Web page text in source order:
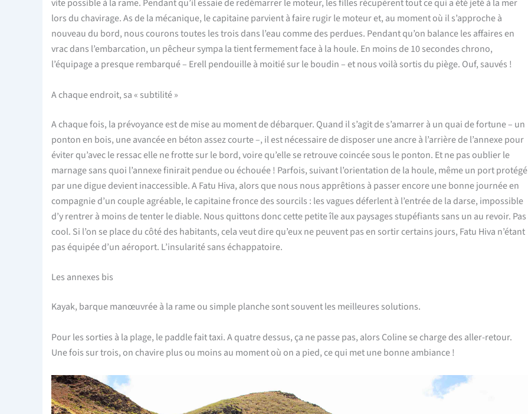
vite possible à la rame. Pendant qu’il essaie de redémarrer le moteur, les filles récupèrent tout ce qui a été jeté à la mer
lors du chavirage. As de la mécanique, le capitaine parvient à faire rugir le moteur et, au moment où il s’approche à
nouveau du bord, nous courons toutes les trois dans l’eau comme des perdues. Pendant qu’on balance les affaires en
vrac dans l’embarcation, un pêcheur sympa la tient fermement face à la houle. En moins de 10 secondes chrono,
l’équipage a presque rembarqué – Erell pendouille à moitié sur le boudin – et nous voilà sortis du piège. Ouf, sauvés !
A chaque endroit, sa « subtilité »
A chaque fois, la prévoyance est de mise au moment de débarquer. Quand il s’agit de s’amarrer à un quai de fortune – un
ponton en bois, une avancée en béton assez courte –, il est nécessaire de disposer une ancre à l’arrière de l’annexe pour
éviter qu’avec le ressac elle ne frotte sur le bord, voire qu’elle se retrouve coincée sous le ponton. Et ne pas oublier le
marnage sans quoi l’annexe finirait pendue ou échouée ! Parfois, suivant l’orientation de la houle, même un port protégé
par une digue devient inaccessible. A Fatu Hiva, alors que nous nous apprêtions à passer encore une bonne journée en
compagnie d’un couple agréable, le capitaine fronce des sourcils : les vagues déferlent à l’entrée de la darse, impossible
d’y rentrer à moins de tenter le diable. Nous quittons donc cette petite île aux paysages stupéfiants sans un au revoir. Pas
cool. Si l’on se place du côté des habitants, cela veut dire qu’eux ne peuvent pas en sortir certains jours, Fatu Hiva n’étant
pas équipée d’un aéroport. L’insularité sans échappatoire.
Les annexes bis
Kayak, barque manœuvrée à la rame ou simple planche sont souvent les meilleures solutions.
Pour les sorties à la plage, le paddle fait taxi. A quatre dessus, ça ne passe pas, alors Coline se charge des aller-retour.
Une fois sur trois, on chavire plus ou moins au moment où on a pied, ce qui met une bonne ambiance !